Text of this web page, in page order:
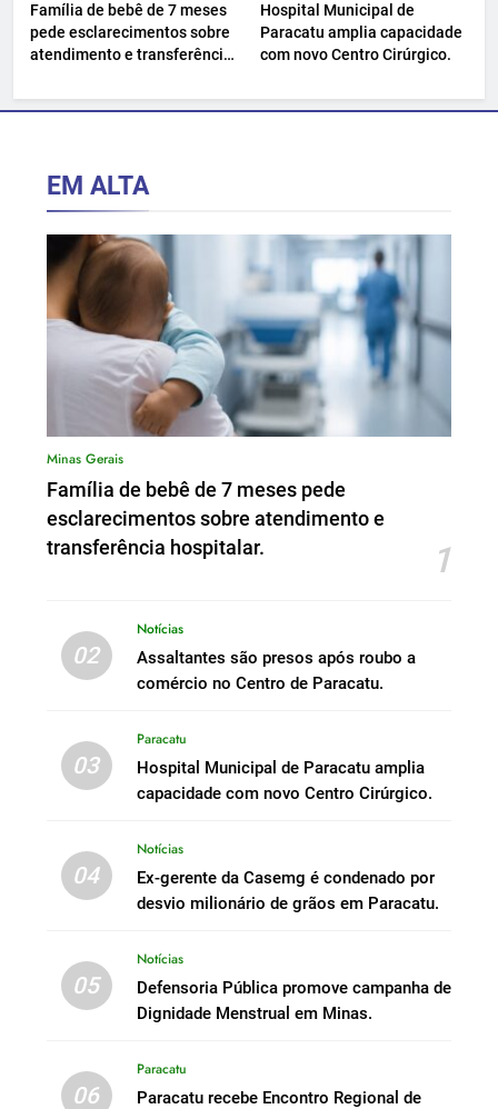
Família de bebê de 7 meses
pede esclarecimentos sobre
atendimento e transferência
Hospital Municipal de
Paracatu amplia capacidade
com novo Centro Cirúrgico.
EM ALTA
Minas Gerais
Família de bebê de 7 meses pede
esclarecimentos sobre atendimento e
transferência hospitalar.
1
02
Notícias
Assaltantes são presos após roubo a
comércio no Centro de Paracatu.
03
Paracatu
Hospital Municipal de Paracatu amplia
capacidade com novo Centro Cirúrgico.
04
Notícias
Ex-gerente da Casemg é condenado por
desvio milionário de grãos em Paracatu.
05
Notícias
Defensoria Pública promove campanha de
Dignidade Menstrual em Minas.
06
Paracatu
Paracatu recebe Encontro Regional de